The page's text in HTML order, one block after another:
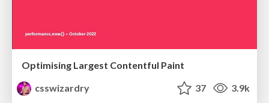
Optimising Largest Contentful Paint
csswizardry
37 3.9k